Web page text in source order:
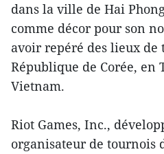
dans la ville de Hai
comme décor pour son
avoir repéré des lieux de
République de Corée, en
Vietnam.
Riot Games, Inc.,
organisateur de tournois